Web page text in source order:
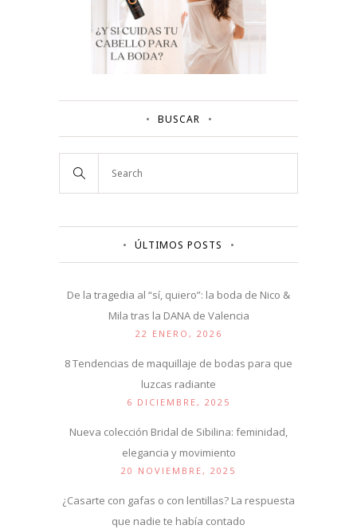
BUSCAR
ÚLTIMOS POSTS
De la tragedia al “sí, quiero”: la boda de Nico &
Mila tras la DANA de Valencia
22 ENERO, 2026
8 Tendencias de maquillaje de bodas para que
luzcas radiante
6 DICIEMBRE, 2025
Nueva colección Bridal de Sibilina: feminidad,
elegancia y movimiento
20 NOVIEMBRE, 2025
¿Casarte con gafas o con lentillas? La respuesta
que nadie te había contado